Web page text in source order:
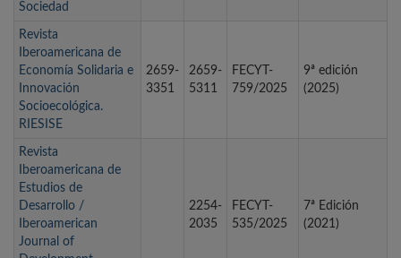
Sociedad
Revista
Iberoamericana de
Economía Solidaria e
Innovación
Socioecológica.
RIESISE
2659-
3351
2659-
5311
FECYT-
759/2025
9ª edición
(2025)
Revista
Iberoamericana de
Estudios de
Desarrollo /
Iberoamerican
Journal of
2254-
2035
FECYT-
535/2025
7ª Edición
(2021)